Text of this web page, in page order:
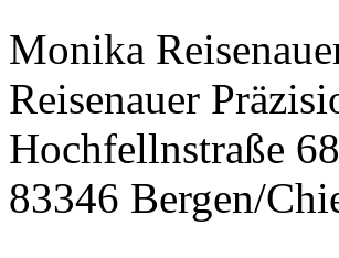
Monika
Reisenauer
Hochfellnstraße 68
83346 Bergen/